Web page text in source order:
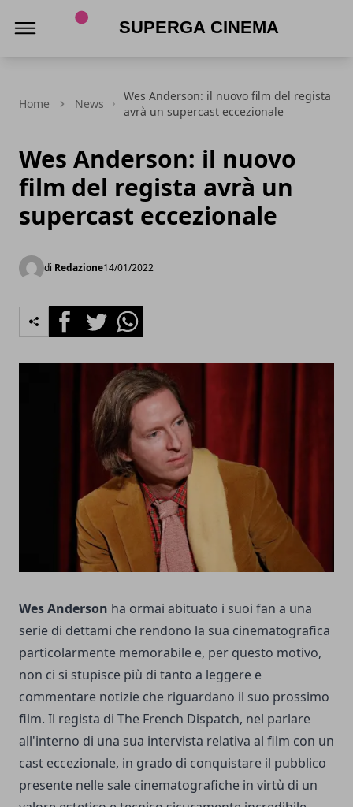
Home News
Wes Anderson: il nuovo film del regista
avrà un supercast eccezionale
Wes Anderson: il nuovo
film del regista avrà un
supercast eccezionale
di Redazione14/01/2022
FacebookTwitterWhatsapp
Wes Anderson ha ormai abituato i suoi fan a una
serie di dettami che rendono la sua cinematografica
particolarmente memorabile e, per questo motivo,
non ci si stupisce più di tanto a leggere e
commentare notizie che riguardano il suo prossimo
film. Il regista di The French Dispatch, nel parlare
all'interno di una sua intervista relativa al film con un
cast eccezionale, in grado di conquistare il pubblico
presente nelle sale cinematografiche in virtù di un